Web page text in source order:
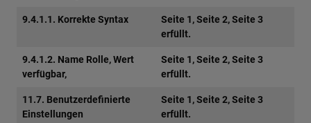
9.4.1.1. Korrekte Syntax
Seite 1, Seite 2, Seite 3
erfüllt.
9.4.1.2. Name Rolle, Wert
verfügbar,
Seite 1, Seite 2, Seite 3
erfüllt.
11.7. Benutzerdefinierte
Einstellungen
Seite 1, Seite 2, Seite 3
erfüllt.